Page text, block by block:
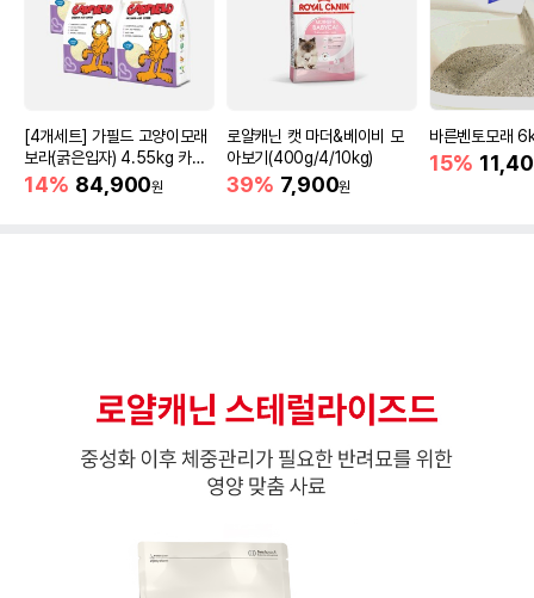
[4개세트] 가필드 고양이모래
보라(굵은입자) 4.55kg 카사
바모래
14% 84,900원
로얄캐닌 캣 마더&베이비 모
아보기(400g/4/10kg)
39% 7,900원
바른벤토모래
15%